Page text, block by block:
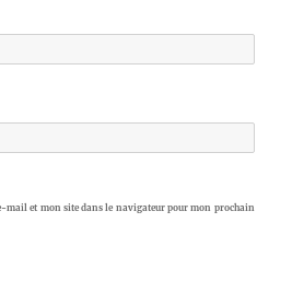
mail et mon site dans le navigateur pour mon prochain